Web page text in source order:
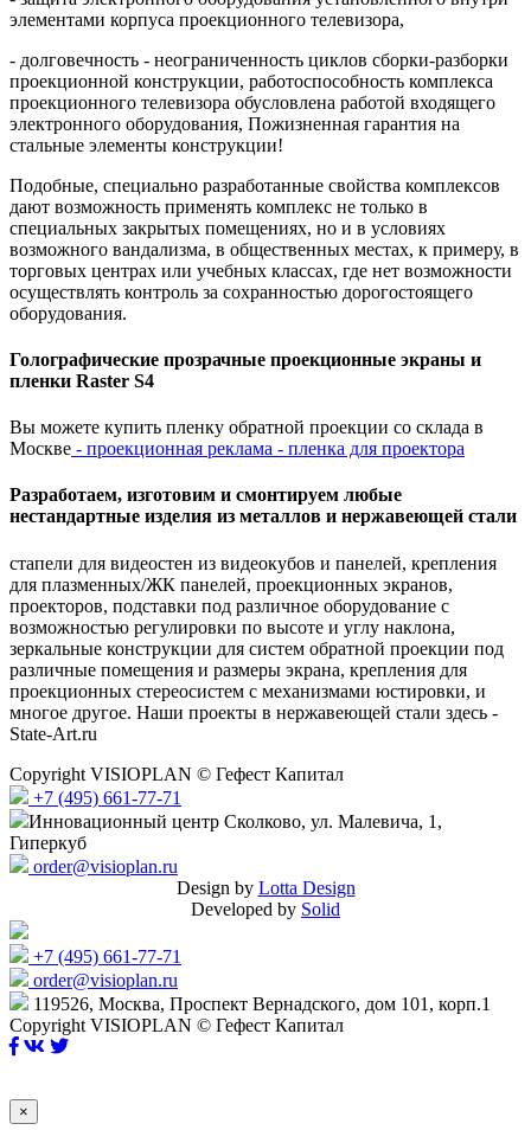
элементами корпуса проекционного телевизора,
- долговечность - неограниченность циклов сборки-разборки
проекционной конструкции, работоспособность комплекса
проекционного телевизора обусловлена работой входящего
электронного оборудования, Пожизненная гарантия на
стальные элементы конструкции!
Подобные, специально разработанные свойства комплексов
дают возможность применять комплекс не только в
специальных закрытых помещениях, но и в условиях
возможного вандализма, в общественных местах, к примеру, в
торговых центрах или учебных классах, где нет возможности
осуществлять контроль за сохранностью дорогостоящего
оборудования.
Голографические прозрачные проекционные экраны и
пленки Raster S4
Вы можете купить пленку обратной проекции со склада в
Москве - проекционная реклама - пленка для проектора
Разработаем, изготовим и смонтируем любые
нестандартные изделия из металлов и нержавеющей стали
стапели для видеостен из видеокубов и панелей, крепления
для плазменных/ЖК панелей, проекционных экранов,
проекторов, подставки под различное оборудование с
возможностью регулировки по высоте и углу наклона,
зеркальные конструкции для систем обратной проекции под
различные помещения и размеры экрана, крепления для
проекционных стереосистем с механизмами юстировки, и
многое другое. Наши проекты в нержавеющей стали здесь -
State-Art.ru
Copyright VISIOPLAN © Гефест Капитал
+7 (495) 661-77-71
Инновационный центр Сколково, ул. Малевича, 1,
Гиперкуб
order@visioplan.ru
Design by Lotta Design
Developed by Solid
+7 (495) 661-77-71
order@visioplan.ru
119526, Москва, Проспект Вернадского, дом 101, корп.1
Copyright VISIOPLAN © Гефест Капитал
×